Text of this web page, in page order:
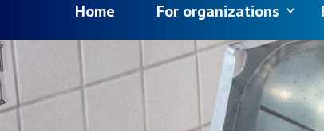
Home For organizations